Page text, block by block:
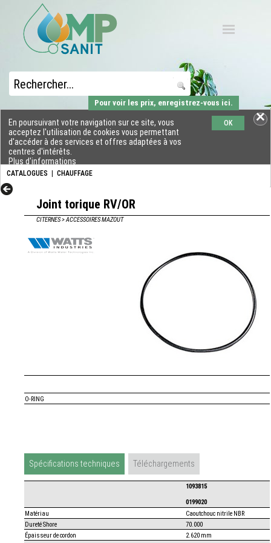
CATALOGUES CHAUFFAGE
En poursuivant votre navigation sur ce site, vous
acceptez l'utilisation de cookies vous permettant
d'accéder à des services et offres adaptées à vos
centres d'intérêts.
Plus d'informations
OK
Pour voir les prix, enregistrez-vous ici.